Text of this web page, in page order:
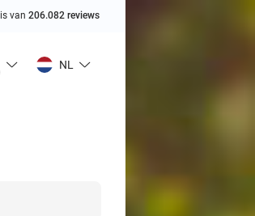
van 206.082 reviews
NL